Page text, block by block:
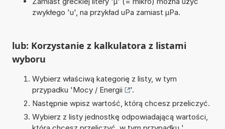
zwykłego 'u', na przykład uPa zamiast µPa.
lub: Korzystanie z kalkulatora z listami
wyboru
Wybierz właściwą kategorię z listy, w tym
przypadku 'Mocy / Energii
'.
Następnie wpisz wartość, którą chcesz przeliczyć.
Wybierz z listy jednostkę odpowiadającą wartości,